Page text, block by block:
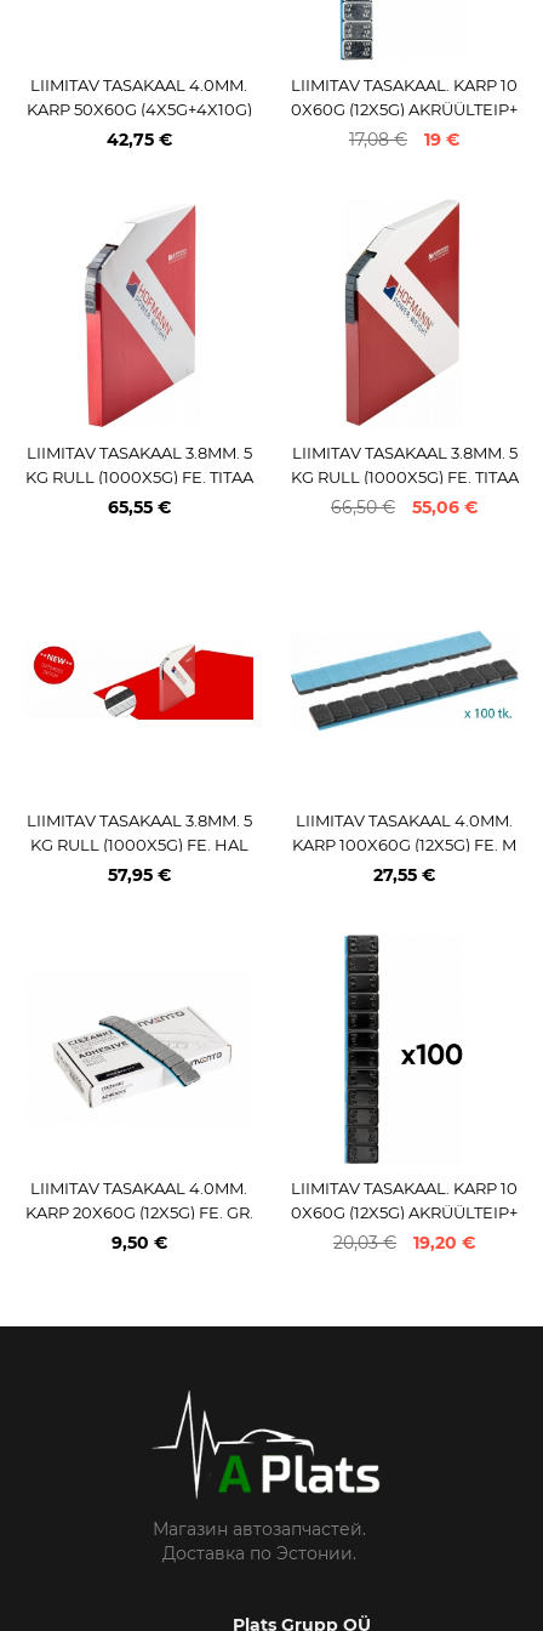
LIIMITAV TASAKAAL 4.0MM.
KARP 50X60G (4X5G+4X10G)
FE. MUST PULBERV. LOHMA
42,75 €
LIIMITAV TASAKAAL. KARP 10
0X60G (12X5G) AKRÜÜLTEIP+
TERAS+TERMOTSINK JBM*
17,08 € 19 €
LIIMITAV TASAKAAL 3.8MM. 5
KG RULL (1000X5G) FE. TITAA
NHALL. ULTRALINER TEIP. 35
65,55 €
LIIMITAV TASAKAAL 3.8MM. 5
KG RULL (1000X5G) FE. TITAA
NHALL. SPEEDLINER 2.0
66,50 € 55,06 €
LIIMITAV TASAKAAL 3.8MM. 5
KG RULL (1000X5G) FE. HAL
L. SPEEDLINER TEIP. 355 2.0
57,95 €
LIIMITAV TASAKAAL 4.0MM.
KARP 100X60G (12X5G) FE. M
UST (ECO)
27,55 €
LIIMITAV TASAKAAL 4.0MM.
KARP 20X60G (12X5G) FE. GR.
HALL (ECO)
9,50 €
LIIMITAV TASAKAAL. KARP 10
0X60G (12X5G) AKRÜÜLTEIP+
TERAS+PULBERMUST JBM*
20,03 € 19,20 €
Магазин автозапчастей.
Доставка по Эстонии.
Plats Grupp OÜ